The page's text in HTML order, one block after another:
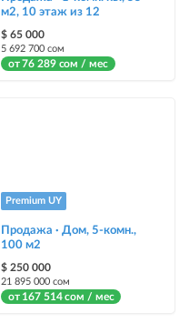
м2, 10 этаж из 12
$ 65 000
5 692 700 сом
от 76 289 сом / мес
Premium UY
Продажа · Дом, 5-комн.,
100 м2
$ 250 000
21 895 000 сом
от 167 514 сом / мес